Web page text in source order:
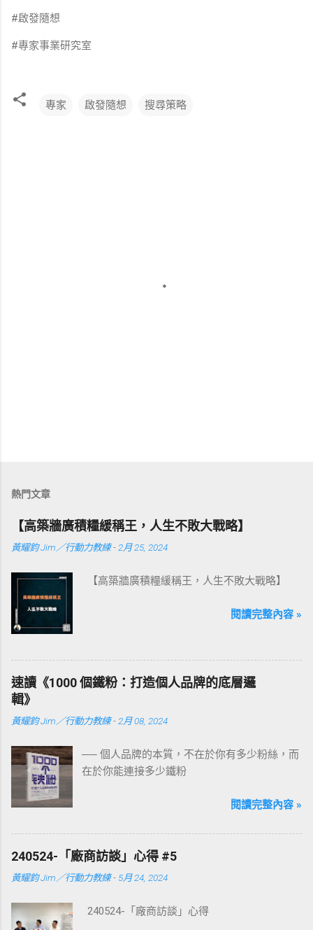
#啟發隨想
#專家事業研究室
專家 啟發隨想 搜尋策略
熱門文章
【高築牆廣積糧緩稱王，人生不敗大戰略】
黃耀鈞 Jim／行動力教練 - 2月 25, 2024
【高築牆廣積糧緩稱王，人生不敗大戰略】
閱讀完整內容 »
速讀《1000 個鐵粉：打造個人品牌的底層邏
輯》
黃耀鈞 Jim／行動力教練 - 2月 08, 2024
── 個人品牌的本質，不在於你有多少粉絲，而
在於你能連接多少鐵粉
閱讀完整內容 »
240524-「廠商訪談」心得 #5
黃耀鈞 Jim／行動力教練 - 5月 24, 2024
240524-「廠商訪談」心得